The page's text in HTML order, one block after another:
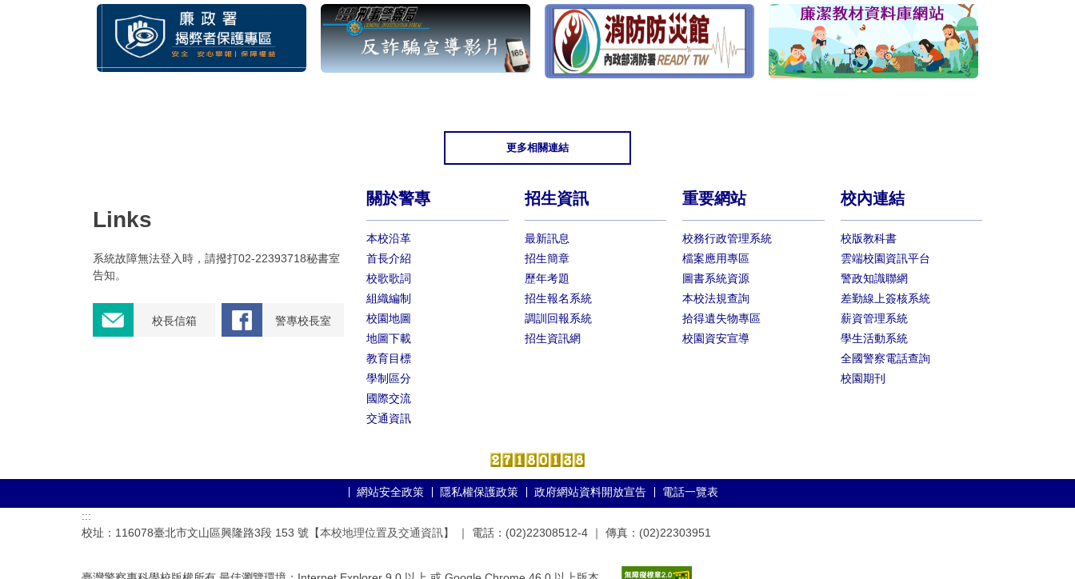
更多相關連結
Links
系統故障無法登入時，請撥打02-22393718秘書室
告知。
校長信箱 警專校長室
關於警專
本校沿革
首長介紹
校歌歌詞
組織編制
校園地圖
地圖下載
教育目標
學制區分
國際交流
交通資訊
招生資訊
最新訊息
招生簡章
歷年考題
招生報名系統
調訓回報系統
招生資訊網
重要網站
校務行政管理系統
檔案應用專區
圖書系統資源
本校法規查詢
拾得遺失物專區
校園資安宣導
校內連結
校版教科書
雲端校園資訊平台
警政知識聯網
差勤線上簽核系統
薪資管理系統
學生活動系統
全國警察電話查詢
校園期刊
網站安全政策 隱私權保護政策 政府網站資料開放宣告
電話一覽表
:::
校址：116078臺北市文山區興隆路3段 153 號【本校地理位置及交通資訊】 ｜ 電話：(02)22308512-4 ｜ 傳真：(02)22303951